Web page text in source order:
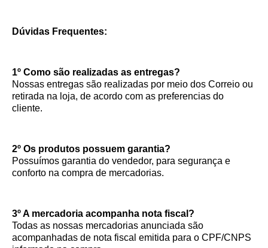
Dúvidas Frequentes:
1º Como são realizadas as entregas?
Nossas entregas são realizadas por meio dos Correio ou
retirada na loja, de acordo com as preferencias do
cliente.
2º Os produtos possuem garantia?
Possuímos garantia do vendedor, para segurança e
conforto na compra de mercadorias.
3º A mercadoria acompanha nota fiscal?
Todas as nossas mercadorias anunciada são
acompanhadas de nota fiscal emitida para o CPF/CNPS